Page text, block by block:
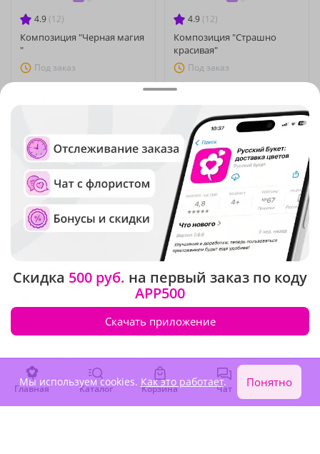
4.9 (12)
Композиция "Черная магия
"
Под заказ
4.9 (12)
Композиция "Страшно
красивая"
Под заказ
Букет "Летний привет"
4 550 ₽
Букет "Ясное утро"
12 010 ₽
Сезонные цветы
Главная Каталог Корзина Чат Войти
Скидка 500 руб. на первый заказ по коду
APP500
Скачать приложение
Мы используем cookies. Как это работает. Понятно